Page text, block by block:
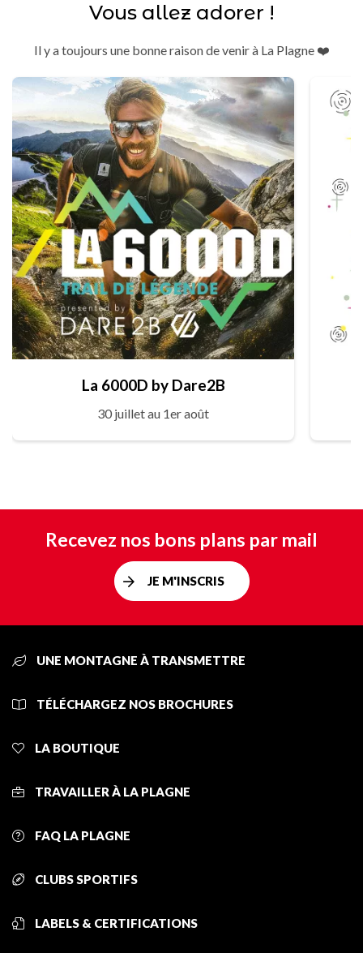
Vous allez adorer !
Il y a toujours une bonne raison de venir à La Plagne ❤️
La 6000D by Dare2B
30 juillet au 1er août
Recevez nos bons plans par mail
JE M'INSCRIS
UNE MONTAGNE À TRANSMETTRE
TÉLÉCHARGEZ NOS BROCHURES
LA BOUTIQUE
TRAVAILLER À LA PLAGNE
FAQ LA PLAGNE
CLUBS SPORTIFS
LABELS & CERTIFICATIONS